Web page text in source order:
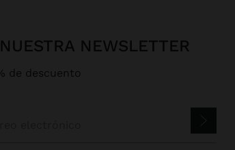
NUESTRA NEWSLETTER
de descuento